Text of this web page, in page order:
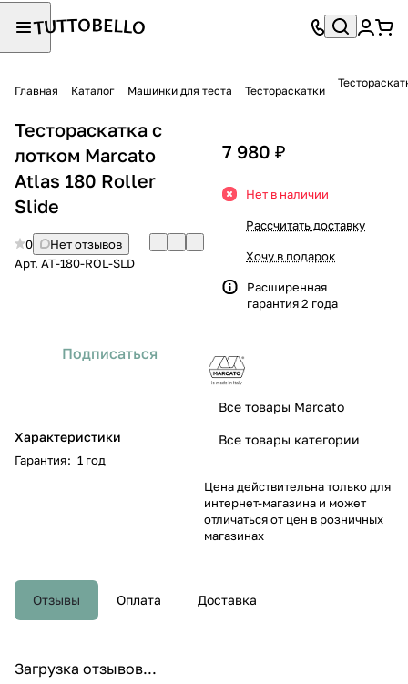
Главная Каталог Машинки для теста Тестораскатки
Тестораскатка с
лотком Marcato
Atlas 180 Roller
Slide
0
Нет отзывов
Арт. AT-180-ROL-SLD
Подписаться
Характеристики
Гарантия: 1 год
7 980 ₽
Нет в наличии
Рассчитать доставку
Хочу в подарок
Расширенная
гарантия 2 года
Все товары Marcato
Все товары категории
Цена действительна только для
интернет-магазина и может
отличаться от цен в розничных
магазинах
Отзывы Оплата Доставка
Загрузка отзывов...